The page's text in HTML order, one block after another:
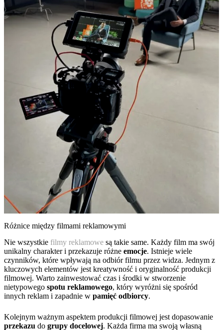
Różnice między filmami reklamowymi
Nie wszystkie filmy reklamowe są takie same. Każdy film ma swój
unikalny charakter i przekazuje różne emocje. Istnieje wiele
czynników, które wpływają na odbiór filmu przez widza. Jednym z
kluczowych elementów jest kreatywność i oryginalność produkcji
filmowej. Warto zainwestować czas i środki w stworzenie
nietypowego spotu reklamowego, który wyróżni się spośród
innych reklam i zapadnie w pamięć odbiorcy.
Kolejnym ważnym aspektem produkcji filmowej jest dopasowanie
przekazu do grupy docelowej. Każda firma ma swoją własną